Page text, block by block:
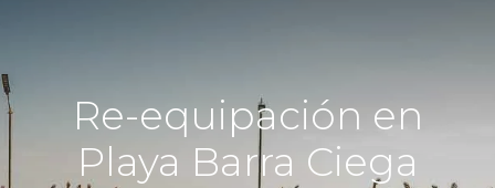
Re-equipación en
Playa Barra Ciega